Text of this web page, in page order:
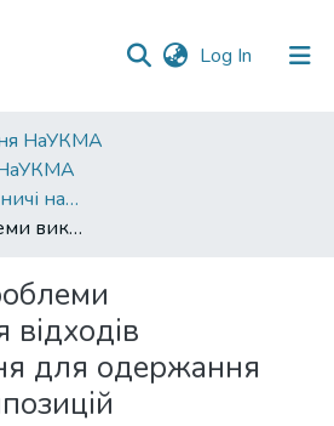
Log In (current)
НаУКМА
НаУКМА
022: Ч. 3: Природничі науки
Екологічні проблеми використання відходів водоочищення для одержання в'яжучих композицій
відходів
для одержання